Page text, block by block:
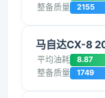
整备质量 2155
马自达CX-8
平均油耗 8.87
整备质量 1749